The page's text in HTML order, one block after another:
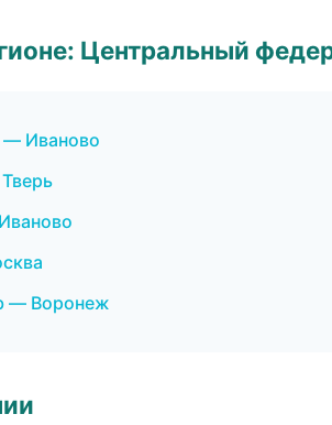
Центральный
— Иваново
— Воронеж